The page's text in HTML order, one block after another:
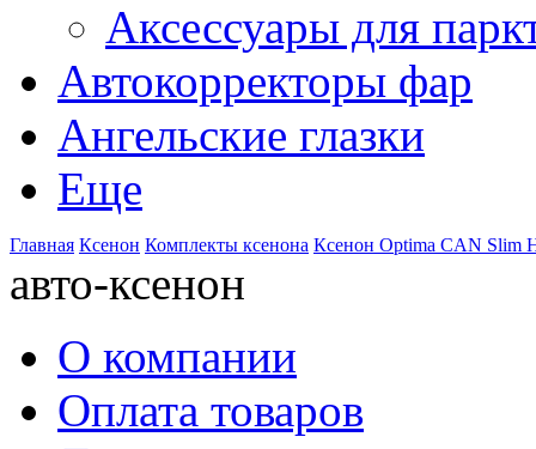
Аксессуары для
Автокорректоры фар
Ангельские глазки
Еще
Главная Ксенон Комплекты ксенона Ксенон Optima CAN Slim
авто-ксенон
О компании
Оплата товаров